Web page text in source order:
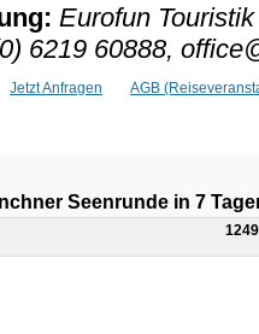
Eurofun
6219 60888,
Jetzt Anfragen AGB
Seenrunde in 7